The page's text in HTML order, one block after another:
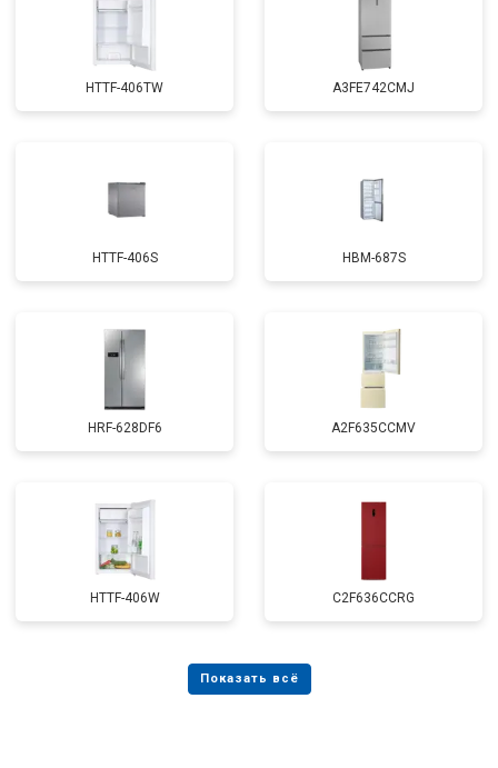
HTTF-406TW A3FE742CMJ
HTTF-406S HBM-687S
HRF-628DF6 A2F635CCMV
HTTF-406W C2F636CCRG